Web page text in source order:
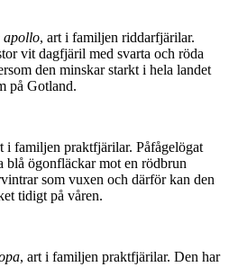
apollo, art i familjen riddarfjärilar.
vit dagfjäril med svarta och röda
den minskar starkt i hela landet
på Gotland.
i familjen praktfjärilar. Påfågelögat
blå ögonfläckar mot en rödbrun
som vuxen och därför kan den
tidigt på våren.
, art i familjen praktfjärilar. Den har